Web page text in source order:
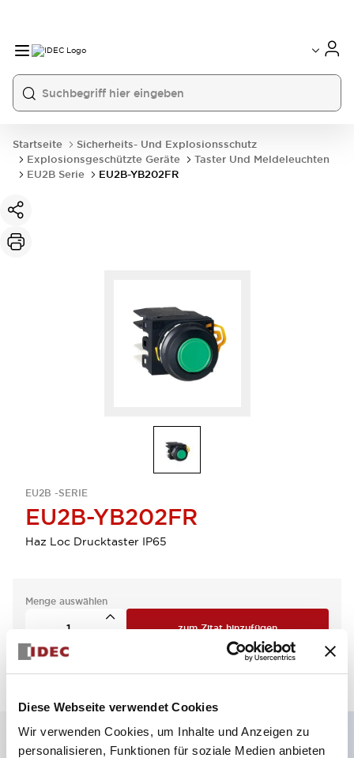
Diese Webseite verwendet Cookies
Wir verwenden Cookies, um Inhalte und Anzeigen zu
personalisieren, Funktionen für soziale Medien anbieten
Startseite
Sicherheits- Und Explosionsschutz
Explosionsgeschützte Geräte
Taster Und Meldeleuchten
EU2B Serie
EU2B-YB202FR
EU2B -SERIE
EU2B-YB202FR
Haz Loc Drucktaster IP65
Menge auswählen
zum Zitat hinzufügen